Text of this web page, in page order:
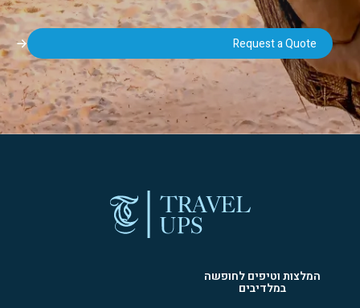
המלצות וטיפים לחופשה
במלדיבים